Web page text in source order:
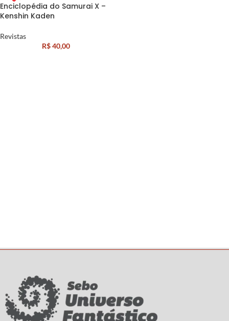
Enciclopédia do Samurai X –
Kenshin Kaden
Revistas
R$40,00